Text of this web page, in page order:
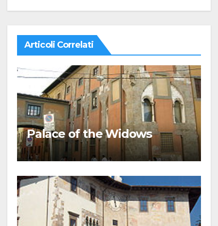
Articoli Correlati
Palace of the Widows